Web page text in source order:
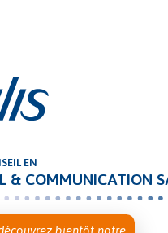
EN
& COMMUNICATION